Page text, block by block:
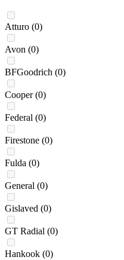
Atturo (0)
Avon (0)
BFGoodrich (0)
Cooper (0)
Federal (0)
Firestone (0)
Fulda (0)
General (0)
Gislaved (0)
GT Radial (0)
Hankook (0)